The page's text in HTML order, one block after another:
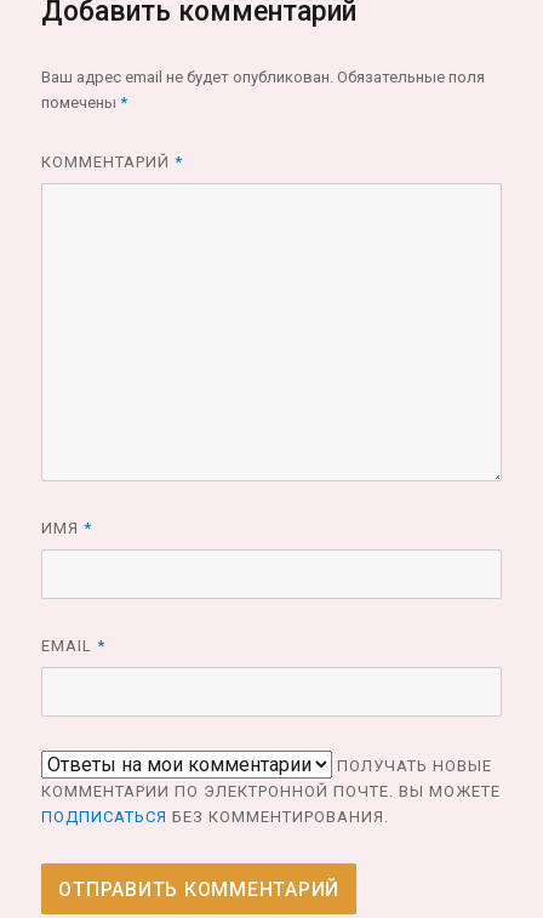
Добавить комментарий
Ваш адрес email не будет опубликован. Обязательные поля
помечены*
КОММЕНТАРИЙ*
ИМЯ*
EMAIL*
ПОЛУЧАТЬ НОВЫЕ
КОММЕНТАРИИ ПО ЭЛЕКТРОННОЙ ПОЧТЕ. ВЫ МОЖЕТЕ
ПОДПИСАТЬСЯ БЕЗ КОММЕНТИРОВАНИЯ.